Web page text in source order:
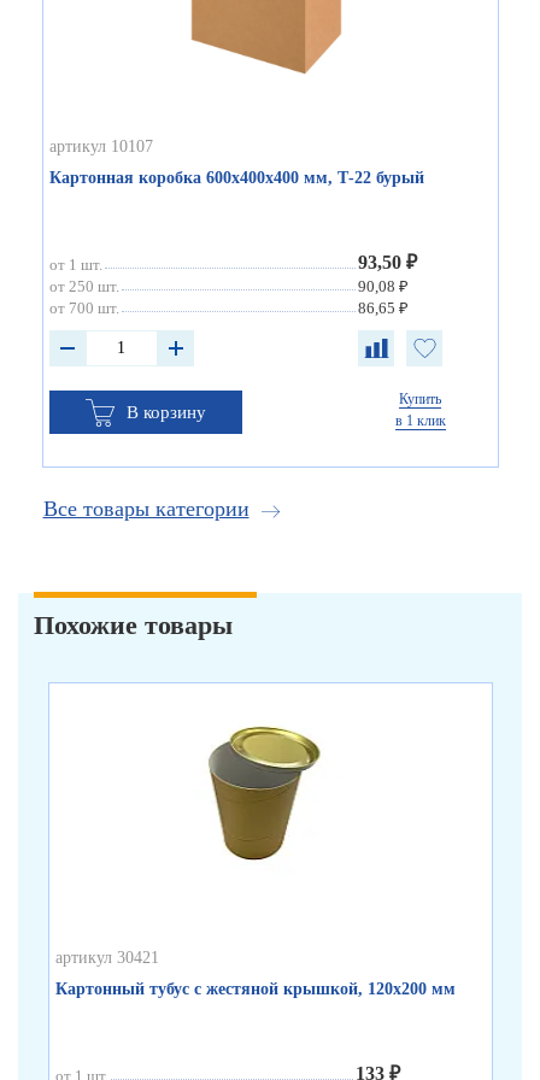
артикул 10107
Картонная коробка 600х400х400 мм, Т-22 бурый
от 1 шт. 93,50 ₽
от 250 шт.
90,08 ₽
от 700 шт.
86,65 ₽
В корзину
Купить
в 1 клик
Все товары категории
Похожие товары
артикул 30421
Картонный тубус с жестяной крышкой, 120х200 мм
от 1 шт. 133 ₽